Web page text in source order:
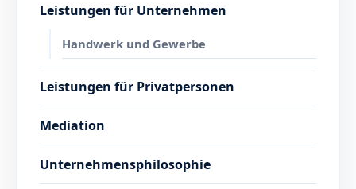
Leistungen für Unternehmen
Handwerk und Gewerbe
Leistungen für Privatpersonen
Mediation
Unternehmensphilosophie